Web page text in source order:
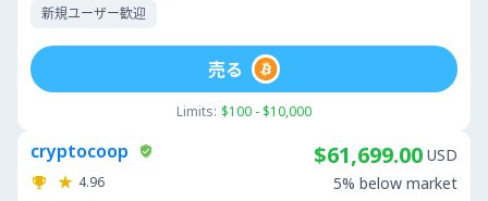
新規ユーザー歓迎
Limits: $100 - $10,000
売る
cryptocoop
4.96
$61,699.00 USD
5% below market